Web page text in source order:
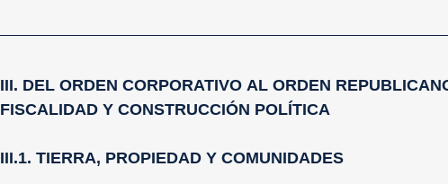
III. DEL ORDEN CORPORATIVO AL ORDEN
FISCALIDAD Y CONSTRUCCIÓN POLÍTICA
III.1. TIERRA, PROPIEDAD Y COMUNIDADES